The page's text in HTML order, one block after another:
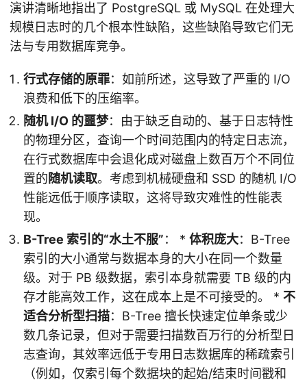
演讲清晰地指出了 PostgreSQL 或 MySQL 在处理大
规模日志时的几个根本性缺陷，这些缺陷导致它们无
法与专用数据库竞争。
行式存储的原罪：如前所述，这导致了严重的 I/O
浪费和低下的压缩率。
随机 I/O 的噩梦：由于缺乏自动的、基于日志特性
的物理分区，查询一个时间范围内的特定日志流，
在行式数据库中会退化成对磁盘上数百万个不同位
置的随机读取。考虑到机械硬盘和 SSD 的随机 I/O
性能远低于顺序读取，这将导致灾难性的性能表
现。
B-Tree 索引的“水土不服”： * 体积庞大：B-Tree
索引的大小通常与数据本身的大小在同一个数量
级。对于 PB 级数据，索引本身就需要 TB 级的内
存才能高效工作，这在成本上是不可接受的。 * 不
适合分析型扫描：B-Tree 擅长快速定位单条或少
数几条记录，但对于需要扫描数百万行的分析型日
志查询，其效率远低于专用日志数据库的稀疏索引
（例如，仅索引每个数据块的起始/结束时间戳和